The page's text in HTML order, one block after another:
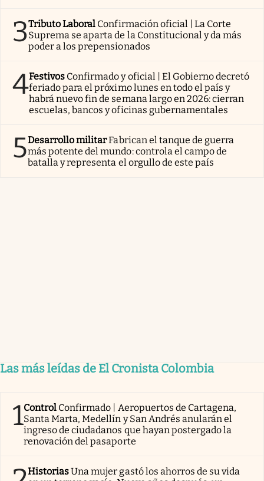
3Tributo Laboral Confirmación oficial | La Corte
Suprema se aparta de la Constitucional y da más
poder a los prepensionados
4Festivos Confirmado y oficial | El Gobierno decretó
feriado para el próximo lunes en todo el país y
habrá nuevo fin de semana largo en 2026: cierran
escuelas, bancos y oficinas gubernamentales
5Desarrollo militarFabrican el tanque de guerra
más potente del mundo: controla el campo de
batalla y representa el orgullo de este país
Las más leídas de El Cronista Colombia
1Control Confirmado | Aeropuertos de Cartagena,
Santa Marta, Medellín y San Andrés anularán el
ingreso de ciudadanos que hayan postergado la
renovación del pasaporte
HistoriasUna mujer gastó los ahorros de su vida